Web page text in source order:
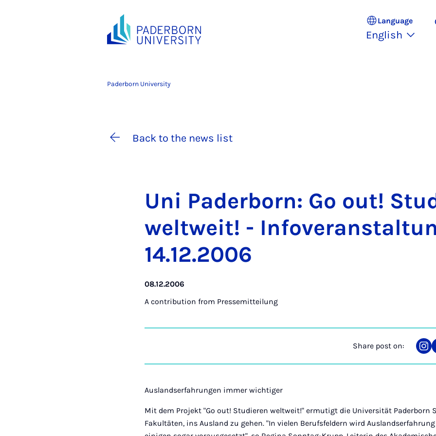
Language
English
Paderborn University
Back to the news list
Uni Pader­born: Go out!
welt­weit! -
14.12.2006
08.12.2006
A contribution from Pressemitteilung
Share post on:
on
Auslandserfahrungen immer wichtiger
Mit dem Projekt "Go out! Studieren weltweit!" ermutigt die Universität Paderborn
Fakultäten, ins Ausland zu gehen. "In vielen Berufsfeldern wird